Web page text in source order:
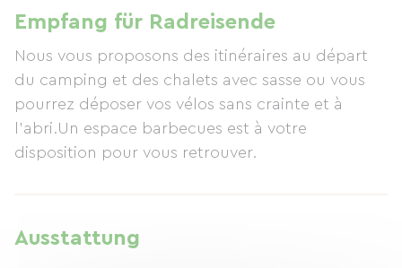
einen entspannten Urlaub. Der Campingplatz Le
Romarin ist vom 11. April bis 27. September 2015
geöffnet und bietet 142 Stellplätze auf 2,6 Hektar.
Nur 4 km vom Meer und 2 km vom Ort Argelès-
sur-Mer entfernt, zwischen dem Albères-Massiv
und dem Mittelmeer gelegen, bietet er
atemberaubende Ausblicke und einen
Pinien. Das Team von Camping Le Romarin freut
sich auf Ihren Besuch! Entdecken Sie die Region
Empfang für Radreisende
Nous vous proposons des itinéraires au départ
du camping et des chalets avec sasse ou vous
pourrez déposer vos vélos sans crainte et à
l'abri.Un espace barbecues est à votre
disposition pour vous retrouver.
Ausstattung